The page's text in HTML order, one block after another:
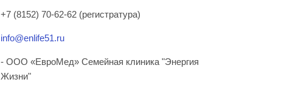
+7 (8152) 70-62-62 (регистратура)
info@enlife51.ru
- ООО «ЕвроМед» Семейная клиника "Энергия
Жизни"